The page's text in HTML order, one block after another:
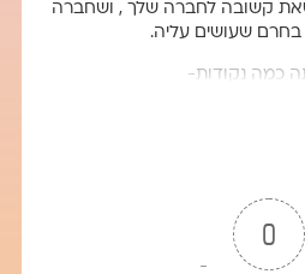
קשובה לחברה שלך , ושחברה
שעושים עליה.
כמה נקודות-
קבוע, או שהיא יושבת באופן
0